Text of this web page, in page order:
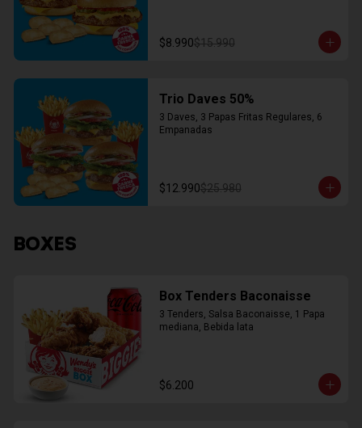
$8.990$15.990
Trio Daves 50%
3 Daves, 3 Papas Fritas Regulares, 6
Empanadas
$12.990$25.980
BOXES
Box Tenders Baconaisse
3 Tenders, Salsa Baconaisse, 1 Papa
mediana, Bebida lata
$6.200